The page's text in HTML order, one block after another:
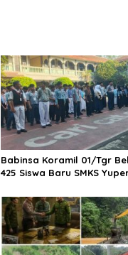
Babinsa Koramil 01/Tgr
425 Siswa Baru SMKS
Kebangsaan